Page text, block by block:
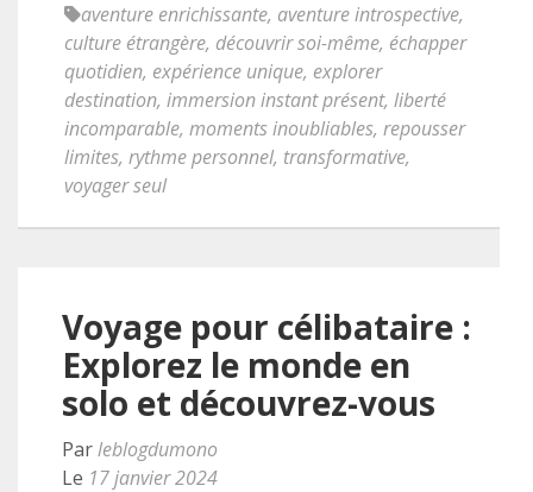
aventure enrichissante, aventure introspective,
culture étrangère, découvrir soi-même, échapper
quotidien, expérience unique, explorer
destination, immersion instant présent, liberté
incomparable, moments inoubliables, repousser
limites, rythme personnel, transformative,
voyager seul
Voyage pour célibataire :
Explorez le monde en
solo et découvrez-vous
Parleblogdumono
Le 17 janvier 2024